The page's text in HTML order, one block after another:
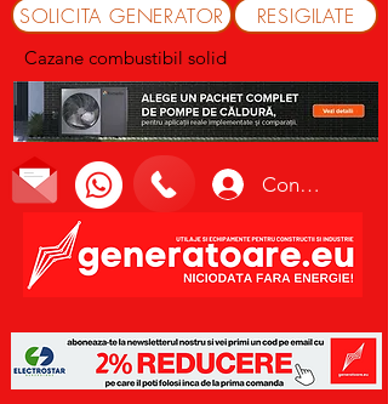
SOLICITA GENERATOR RESIGILATE
Cazane combustibil solid
Conectează-te